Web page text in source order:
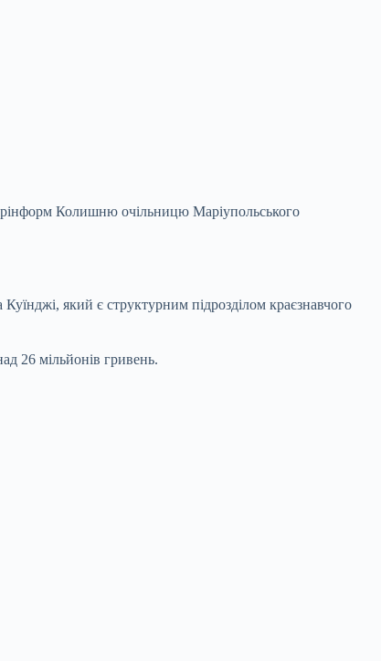
Колишню очільницю Маріупольського
який є структурним підрозділом краєзнавчого
26 мільйонів гривень.